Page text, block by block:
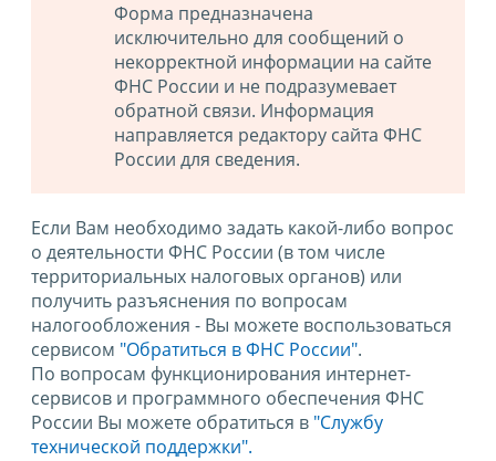
Форма предназначена
исключительно для сообщений о
некорректной информации на сайте
ФНС России и не подразумевает
обратной связи. Информация
направляется редактору сайта ФНС
России для сведения.
Если Вам необходимо задать какой-либо вопрос
о деятельности ФНС России (в том числе
территориальных налоговых органов) или
получить разъяснения по вопросам
налогообложения - Вы можете воспользоваться
сервисом "Обратиться в ФНС России".
По вопросам функционирования интернет-
сервисов и программного обеспечения ФНС
России Вы можете обратиться в "Службу
технической поддержки".